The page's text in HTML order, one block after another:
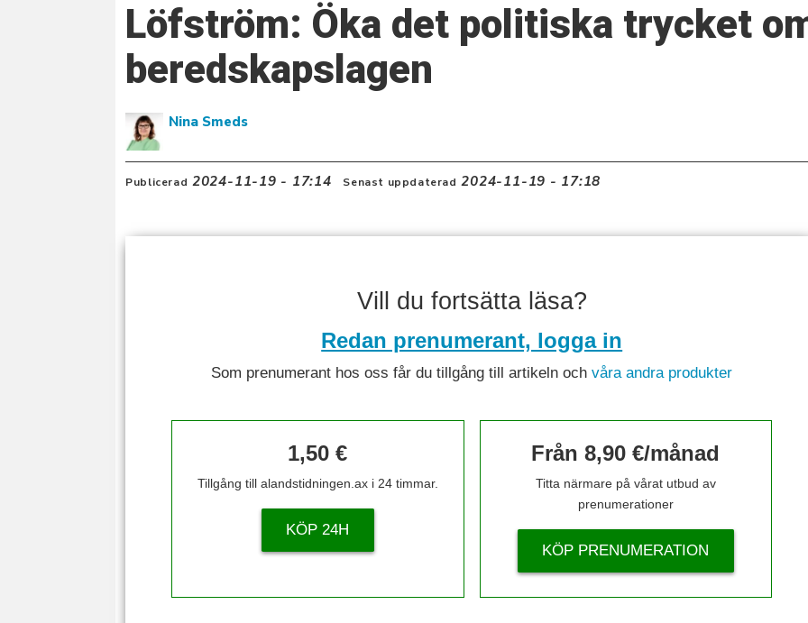
Löfström: Öka det politiska trycket
beredskapslagen
Nina Smeds
Publicerad 2024-11-19 - 17:14 Senast uppdaterad 2024-11-19 - 17:18
Vill du fortsätta läsa?
Redan prenumerant, logga in
Som prenumerant hos oss får du tillgång till artikeln ochvåra andra produkter
1,50 €
Tillgång till alandstidningen.ax i 24 timmar.
KÖP 24H
Från 8,90 €/månad
Titta närmare på vårat utbud av
prenumerationer
KÖP PRENUMERATION